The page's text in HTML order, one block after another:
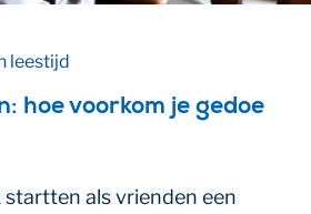
leestijd
hoe voorkom je gedoe
startten als vrienden een